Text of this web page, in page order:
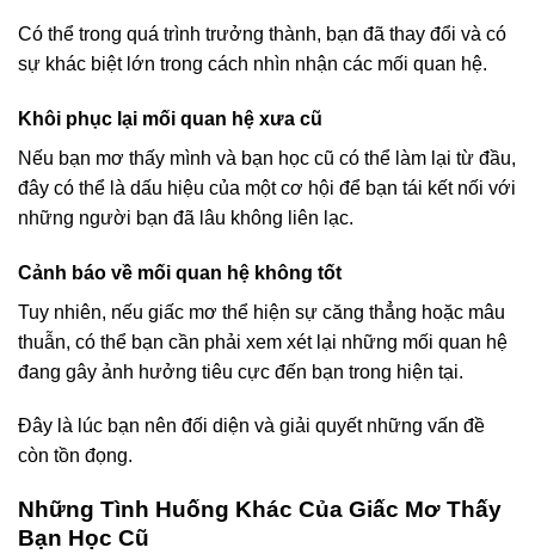
Có thể trong quá trình trưởng thành, bạn đã thay đổi và có
sự khác biệt lớn trong cách nhìn nhận các mối quan hệ.
Khôi phục lại mối quan hệ xưa cũ
Nếu bạn mơ thấy mình và bạn học cũ có thể làm lại từ đầu,
đây có thể là dấu hiệu của một cơ hội để bạn tái kết nối với
những người bạn đã lâu không liên lạc.
Cảnh báo về mối quan hệ không tốt
Tuy nhiên, nếu giấc mơ thể hiện sự căng thẳng hoặc mâu
thuẫn, có thể bạn cần phải xem xét lại những mối quan hệ
đang gây ảnh hưởng tiêu cực đến bạn trong hiện tại.
Đây là lúc bạn nên đối diện và giải quyết những vấn đề
còn tồn đọng.
Những Tình Huống Khác Của Giấc Mơ Thấy
Bạn Học Cũ